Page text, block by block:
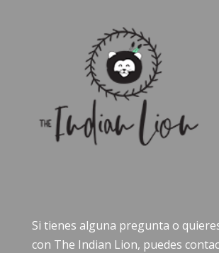
Si tienes alguna pregunta o
con The Indian Lion, puedes